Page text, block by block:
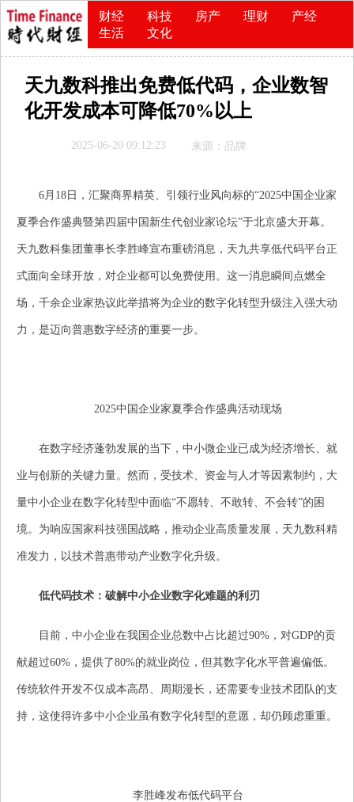
财经 科技 房产 理财
产经
生活
文化
天九数科推出免费低代码，企业数智
化开发成本可降低70%以上
2025-06-20 09:12:23 来源：品牌
6月18日，汇聚商界精英、引领行业风向标的“2025中国企业家
夏季合作盛典暨第四届中国新生代创业家论坛”于北京盛大开幕。
天九数科集团董事长李胜峰宣布重磅消息，天九共享低代码平台正
式面向全球开放，对企业都可以免费使用。这一消息瞬间点燃全
场，千余企业家热议此举措将为企业的数字化转型升级注入强大动
力，是迈向普惠数字经济的重要一步。
2025中国企业家夏季合作盛典活动现场
在数字经济蓬勃发展的当下，中小微企业已成为经济增长、就
业与创新的关键力量。然而，受技术、资金与人才等因素制约，大
量中小企业在数字化转型中面临“不愿转、不敢转、不会转”的困
境。为响应国家科技强国战略，推动企业高质量发展，天九数科精
准发力，以技术普惠带动产业数字化升级。
低代码技术：破解中小企业数字化难题的利刃
目前，中小企业在我国企业总数中占比超过90%，对GDP的贡
献超过60%，提供了80%的就业岗位，但其数字化水平普遍偏低。
传统软件开发不仅成本高昂、周期漫长，还需要专业技术团队的支
持，这使得许多中小企业虽有数字化转型的意愿，却仍顾虑重重。
李胜峰发布低代码平台